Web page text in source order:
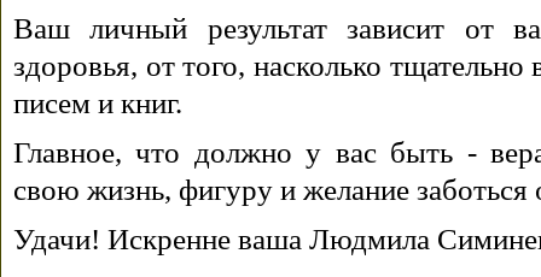
Ваш личный результат зависит от
здоровья, от того, насколько
писем и книг.
Главное, что должно у вас быть -
свою жизнь, фигуру и желание заботься
Удачи! Искренне ваша Людмила